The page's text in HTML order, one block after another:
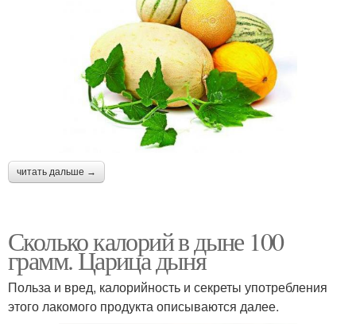
читать дальше →
Сколько калорий в дыне 100
грамм. Царица дыня
Польза и вред, калорийность и секреты употребления
этого лакомого продукта описываются далее.